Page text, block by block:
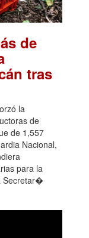
de
tras
la
de
de 1,557
Nacional,
para la
Secretar�